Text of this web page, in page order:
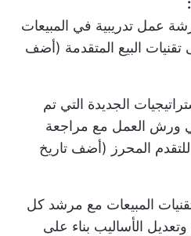
عمل تدريبية في المبيعات
البيع المتقدمة (أضف
الجديدة التي تم
ورش العمل مع مراجعة
المحرز (أضف تاريخ
المبيعات مع مرشد كل
الأساليب بناء على